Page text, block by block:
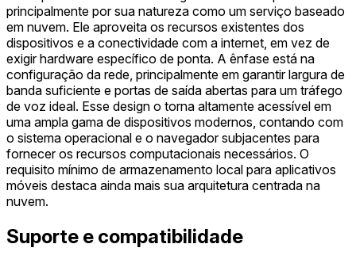
principalmente por sua natureza como um serviço baseado
em nuvem. Ele aproveita os recursos existentes dos
dispositivos e a conectividade com a internet, em vez de
exigir hardware específico de ponta. A ênfase está na
configuração da rede, principalmente em garantir largura de
banda suficiente e portas de saída abertas para um tráfego
de voz ideal. Esse design o torna altamente acessível em
uma ampla gama de dispositivos modernos, contando com
o sistema operacional e o navegador subjacentes para
fornecer os recursos computacionais necessários. O
requisito mínimo de armazenamento local para aplicativos
móveis destaca ainda mais sua arquitetura centrada na
nuvem.
Suporte e compatibilidade